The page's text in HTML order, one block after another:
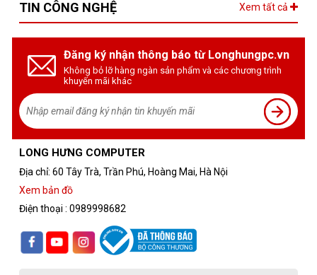
TIN CÔNG NGHỆ Xem tất cả
Đăng ký nhận thông báo từ Longhungpc.vn
Không bỏ lỡ hàng ngàn sản phẩm và các chương trình
khuyến mãi khác
LONG HƯNG COMPUTER
Địa chỉ: 60 Tây Trà, Trần Phú, Hoàng Mai, Hà Nội
Xem bản đồ
Điện thoại : 0989998682